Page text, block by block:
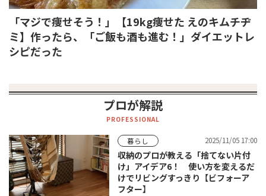
「マジで痩せそう！」【19kg痩せた えのキムチヂ
ミ】作ったら、「ご飯も酒も進む！」ダイエットレ
シピだった
プロが解説
PROFESSIONAL
暮らし 2025/11/05 17:00
収納のプロが教える「捨てない片付
け」アイデア6！ 使い方を変えるだ
けでリビングすっきり【ビフォーア
フター】